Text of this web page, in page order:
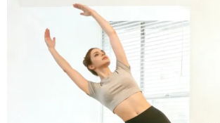
Adjustment)